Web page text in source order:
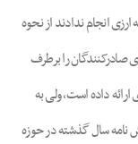
انجام ندادند از نحوه
صادرکنندگان را برطرف
داده است، ولی به
پی در پی و بعضاً متناقض (بیش از 32 بخش نامه سال گذشته در حوزه